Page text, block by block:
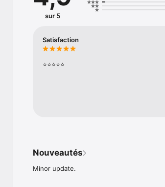
sur 5
Satisfaction
⭐️⭐️⭐️⭐️⭐️
Nouveautés
Minor update.